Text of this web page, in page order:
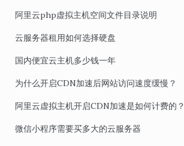
阿里云php虚拟主机空间文件目录说明
云服务器租用如何选择硬盘
国内便宜云主机多少钱一年
为什么开启CDN加速后网站访问速度缓慢？
阿里云虚拟主机开启CDN加速是如何计费的？
微信小程序需要买多大的云服务器